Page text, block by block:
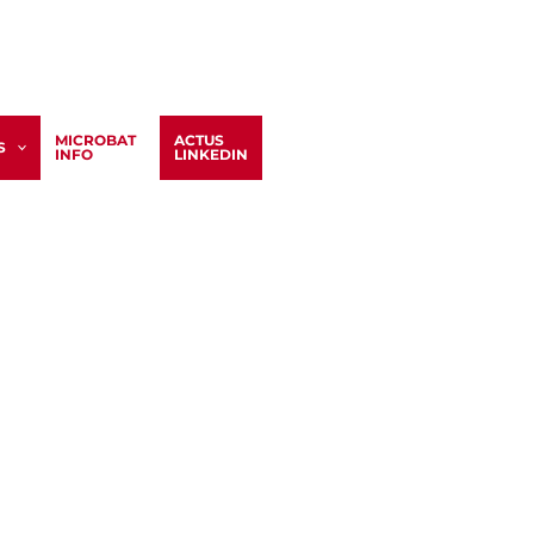
MICROBAT
INFO
ACTUS
LINKEDIN